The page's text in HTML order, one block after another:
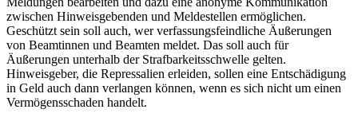
zwischen Hinweisgebenden und Meldestellen ermöglichen.
Geschützt sein soll auch, wer verfassungsfeindliche Äußerungen
von Beamtinnen und Beamten meldet. Das soll auch für
Äußerungen unterhalb der Strafbarkeitsschwelle gelten.
Hinweisgeber, die Repressalien erleiden, sollen eine Entschädigung
in Geld auch dann verlangen können, wenn es sich nicht um einen
Vermögensschaden handelt.